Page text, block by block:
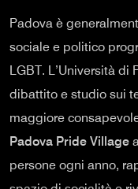
Padova è
sociale e politico
LGBT. L’Università
dibattito e studio sui
maggiore
Padova Pride Village
persone ogni anno,